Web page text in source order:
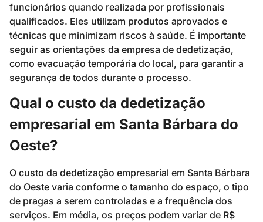
funcionários quando realizada por profissionais
qualificados. Eles utilizam produtos aprovados e
técnicas que minimizam riscos à saúde. É importante
seguir as orientações da empresa de dedetização,
como evacuação temporária do local, para garantir a
segurança de todos durante o processo.
Qual o custo da dedetização
empresarial em Santa Bárbara do
Oeste?
O custo da dedetização empresarial em Santa Bárbara
do Oeste varia conforme o tamanho do espaço, o tipo
de pragas a serem controladas e a frequência dos
serviços. Em média, os preços podem variar de R$